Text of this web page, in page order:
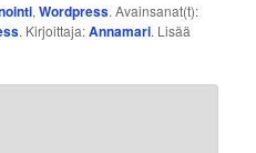
,Wordpress. Avainsanat(t):
. Kirjoittaja:Annamari. Lisää